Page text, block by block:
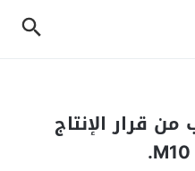
قرار الإنتاج